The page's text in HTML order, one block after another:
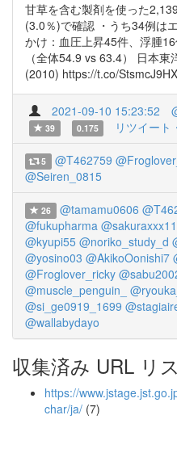
甘草を含む製剤を使った
(3.0％)で確認 ・うち34例は
かけ：血圧上昇45件、浮腫
（全体54.9 vs 63.4） 日本
(2010) https://t.co/
2021-09-10 15:23:52
39
0.175 リツイート
5 @T462759
@Seiren_0815
26 @tamamu0606
@fukupharma
@kyupi55 @noriko_study_d
@yosino03 @AkikoOonishi7
@Froglover_ricky
@muscle_penguin_
@si_ge0919_1699
@wallabydayo
収集済み URL リ
https://
char/ja/ (7)